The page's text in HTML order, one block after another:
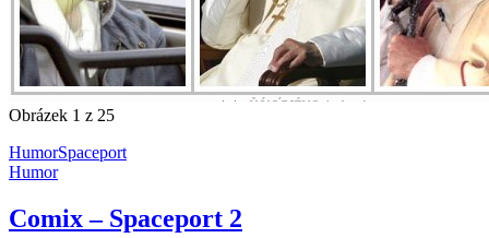
Obrázek 1 z 25
HumorSpaceport
Humor
Comix – Spaceport 2